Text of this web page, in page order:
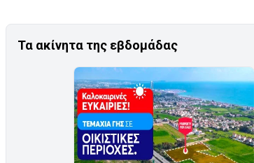
Τα ακίνητα της εβδομάδας